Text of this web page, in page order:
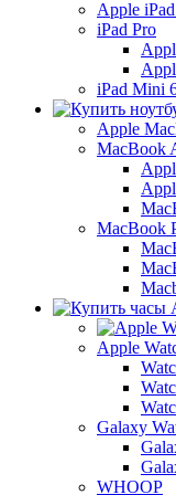
Apple
iPad Pro
iPad Mini
Apple
MacBook
MacBook
Apple
Galaxy
WHOOP